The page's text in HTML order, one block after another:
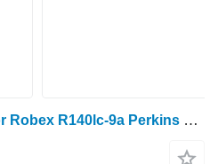
Hyundai Bloque de motor Robex R140lc-9a Perkins 364022200, 3518221, 100414